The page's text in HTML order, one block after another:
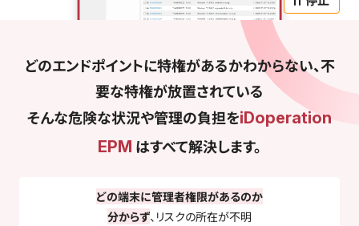
どのエンドポイントに特権があるかわからない、不
要な特権が放置されている
そんな危険な状況や管理の負担をiDoperation
EPM はすべて解決します。
どの端末に管理者権限があるのか
分からず、リスクの所在が不明